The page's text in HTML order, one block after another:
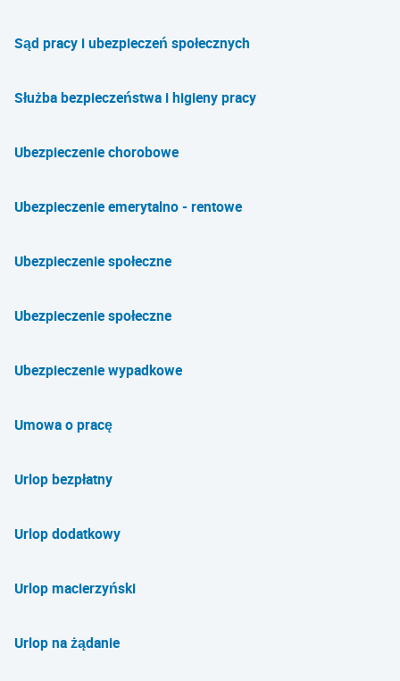
Sąd pracy i ubezpieczeń społecznych
Służba bezpieczeństwa i higieny pracy
Ubezpieczenie chorobowe
Ubezpieczenie emerytalno - rentowe
Ubezpieczenie społeczne
Ubezpieczenie społeczne
Ubezpieczenie wypadkowe
Umowa o pracę
Urlop bezpłatny
Urlop dodatkowy
Urlop macierzyński
Urlop na żądanie